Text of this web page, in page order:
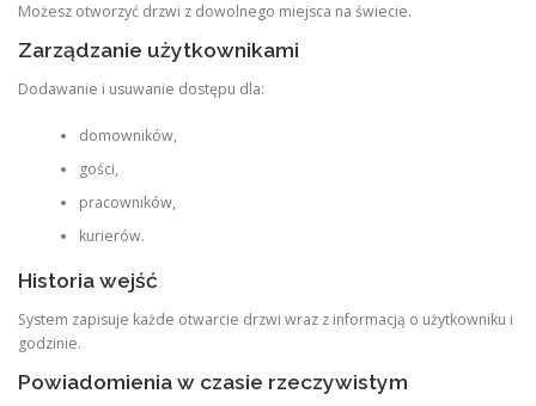
Możesz otworzyć drzwi z dowolnego miejsca na świecie.
Zarządzanie użytkownikami
Dodawanie i usuwanie dostępu dla:
domowników,
gości,
pracowników,
kurierów.
Historia wejść
System zapisuje każde otwarcie drzwi wraz z informacją o użytkowniku i
godzinie.
Powiadomienia w czasie rzeczywistym